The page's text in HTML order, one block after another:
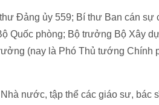
Đảng ủy 559; Bí thư Ban cán sự
Quốc phòng; Bộ trưởng Bộ Xây
(nay là Phó Thủ tướng Chính
nước, tập thể các giáo sư, bác